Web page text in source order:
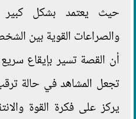
حيث يعتمد بشكل كبير
والصراعات القوية بين
أن القصة تسير بإيقاع
تجعل المشاهد في حالة
يركز على فكرة القوة